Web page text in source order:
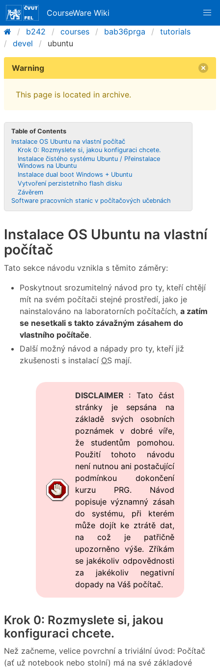
CourseWare Wiki
b242
courses bab36prga
tutorials
devel
ubuntu
Warning
This page is located in archive.
Table of Contents
Instalace OS Ubuntu na vlastní počítač
Krok 0: Rozmyslete si, jakou konfiguraci chcete.
Instalace čistého systému Ubuntu / Přeinstalace
Windows na Ubuntu
Instalace dual boot Windows + Ubuntu
Vytvoření perzistetního flash disku
Závěrem
Software pracovních stanic v počítačových učebnách
Instalace OS Ubuntu na vlastní
počítač
Tato sekce návodu vznikla s těmito záměry:
Poskytnout srozumitelný návod pro ty, kteří chtějí
mít na svém počítači stejné prostředí, jako je
nainstalováno na laboratorních počítačích, a zatím
se nesetkali s takto závažným zásahem do
vlastního počítače.
Další možný návod a nápady pro ty, kteří již
zkušenosti s instalací OS mají.
DISCLAIMER : Tato část
stránky je sepsána na
základě svých osobních
poznámek v dobré víře,
že studentům pomohou.
Použití tohoto návodu
není nutnou ani postačující
podmínkou dokončení
kurzu PRG. Návod
popisuje významný zásah
do systému, při kterém
může dojít ke ztrátě dat,
na což je patřičně
upozorněno výše. Zříkám
se jakékoliv odpovědnosti
za jakékoliv negativní
dopady na Váš počítač.
Krok 0: Rozmyslete si, jakou
konfiguraci chcete.
Než začneme, velice povrchní a triviální úvod: Počítač
(ať už notebook nebo stolní) má na své základové